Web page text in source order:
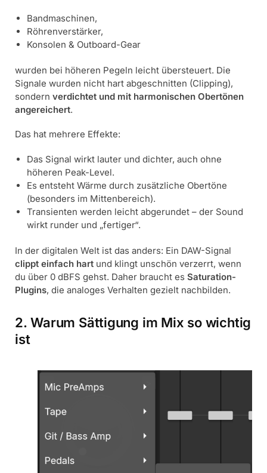
Bandmaschinen,
Röhrenverstärker,
Konsolen & Outboard-Gear
wurden bei höheren Pegeln leicht übersteuert. Die
Signale wurden nicht hart abgeschnitten (Clipping),
sondern verdichtet und mit harmonischen Obertönen
angereichert.
Das hat mehrere Effekte:
Das Signal wirkt lauter und dichter, auch ohne
höheren Peak-Level.
Es entsteht Wärme durch zusätzliche Obertöne
(besonders im Mittenbereich).
Transienten werden leicht abgerundet – der Sound
wirkt runder und „fertiger“.
In der digitalen Welt ist das anders: Ein DAW-Signal
clippt einfach hart und klingt unschön verzerrt, wenn
du über 0 dBFS gehst. Daher braucht es Saturation-
Plugins, die analoges Verhalten gezielt nachbilden.
2. Warum Sättigung im Mix so wichtig
ist